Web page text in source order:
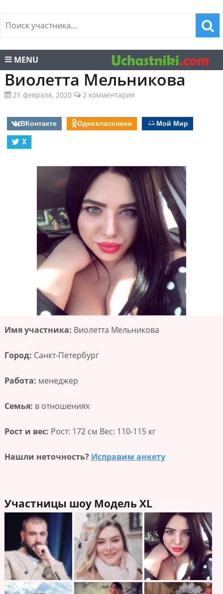
MENU
Виолетта Мельникова
21 февраля, 2020 2 комментария
ВКонтакте Одноклассники
Мой Мир
X
Имя участника: Виолетта Мельникова
Город: Санкт-Петербург
Работа: менеджер
Семья: в отношениях
Рост и вес: Рост: 172 см Вес: 110-115 кг
Нашли неточность? Исправим анкету
Участницы шоу Модель XL